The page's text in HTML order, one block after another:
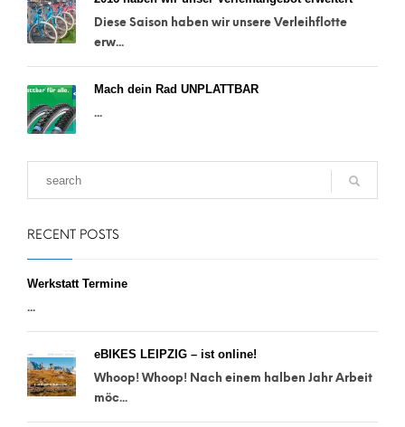
Diese Saison haben wir unsere Verleihflotte
erw...
Mach dein Rad UNPLATTBAR
...
RECENT POSTS
Werkstatt Termine
...
eBIKES LEIPZIG – ist online!
Whoop! Whoop! Nach einem halben Jahr Arbeit
möc...